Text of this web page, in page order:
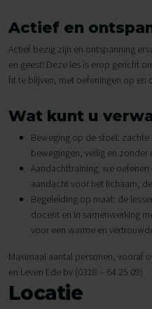
Actief en
Actief bezig zijn en ontspanning
en geest! Deze les is erop gericht
fit te blijven, met oefeningen op en
Wat kunt u
Beweging op de stoel:
bewegingen, veilig en zonder
Aandachttraining: we
aandacht voor het lichaam,
Begeleiding op maat: de
docent en in samenwerking
voor een warme en
Maximaal aantal personen, vooraf
en Leven Ede bv (0318 – 64 25 09)
Locatie